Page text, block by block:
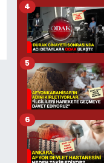
4
5
6